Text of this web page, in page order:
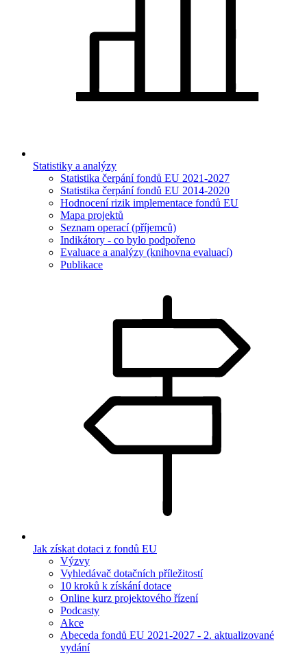
Statistiky a analýzy
Statistika čerpání fondů EU 2021-2027
Statistika čerpání fondů EU 2014-2020
Hodnocení rizik implementace fondů EU
Mapa projektů
Seznam operací (příjemců)
Indikátory - co bylo podpořeno
Evaluace a analýzy (knihovna evaluací)
Publikace
Jak získat dotaci z fondů EU
Výzvy
Vyhledávač dotačních příležitostí
10 kroků k získání dotace
Online kurz projektového řízení
Podcasty
Akce
Abeceda fondů EU 2021-2027 - 2. aktualizované
vydání